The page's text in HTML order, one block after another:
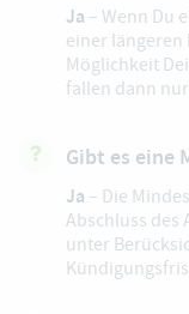
Ja – Wenn Du
einer längeren
Möglichkeit
fallen dann
Gibt es eine
Ja – Die
Abschluss des
unter